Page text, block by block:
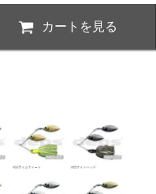
カートを見る